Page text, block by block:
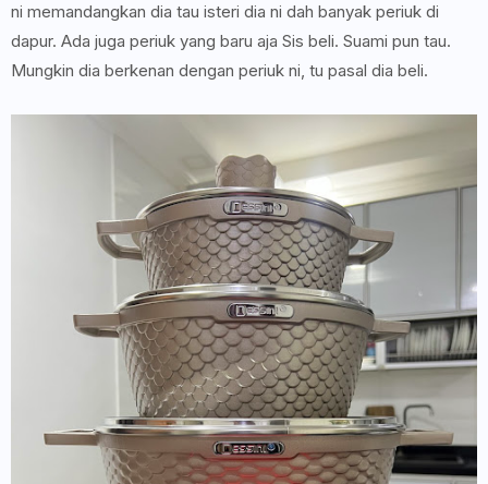
ni memandangkan dia tau isteri dia ni dah banyak periuk di
dapur. Ada juga periuk yang baru aja Sis beli. Suami pun tau.
Mungkin dia berkenan dengan periuk ni, tu pasal dia beli.